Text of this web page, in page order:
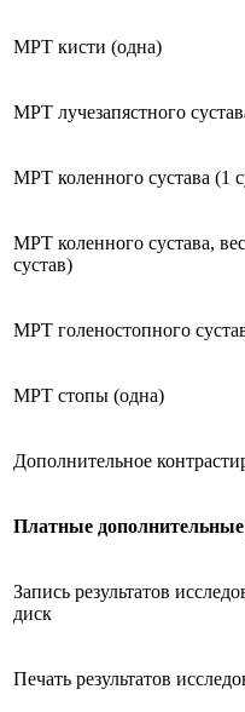
МРТ кисти (одна)
МРТ лучезапястного
МРТ коленного сустава (1
МРТ коленного сустава,
сустав)
МРТ голеностопного
МРТ стопы (одна)
Дополнительное
Платные дополнительные
Запись результатов
диск
Печать результатов